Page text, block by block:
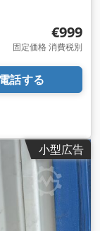
€999
固定価格 消費税別
電話する
小型広告